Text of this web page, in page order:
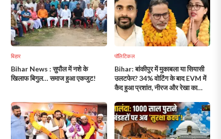
बिहार
Bihar News : सुपौल में नशे के
खिलाफ बिगुल… समाज हुआ एकजुट!
पॉलिटिकल
Bihar: बांकीपुर में मुकाबला या सियासी
उलटफेर? 34% वोटिंग के बाद EVM में
कैद हुआ प्रशांत, नीरज और रेखा का